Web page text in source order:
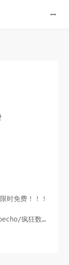
时免费！！！
疯狂数
微信上